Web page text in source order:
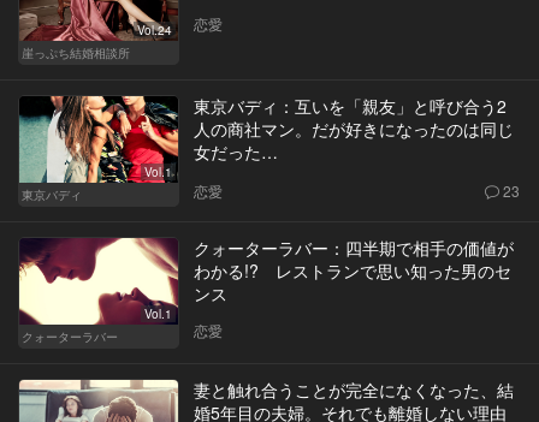
Vol.24
崖っぷち結婚相談所
恋愛
Vol.1
東京バディ
東京バディ：互いを「親友」と呼び合う2
人の商社マン。だが好きになったのは同じ
女だった…
恋愛 23
Vol.1
クォーターラバー
クォーターラバー：四半期で相手の価値が
わかる!? レストランで思い知った男のセ
ンス
恋愛
妻と触れ合うことが完全になくなった、結
婚5年目の夫婦。それでも離婚しない理由